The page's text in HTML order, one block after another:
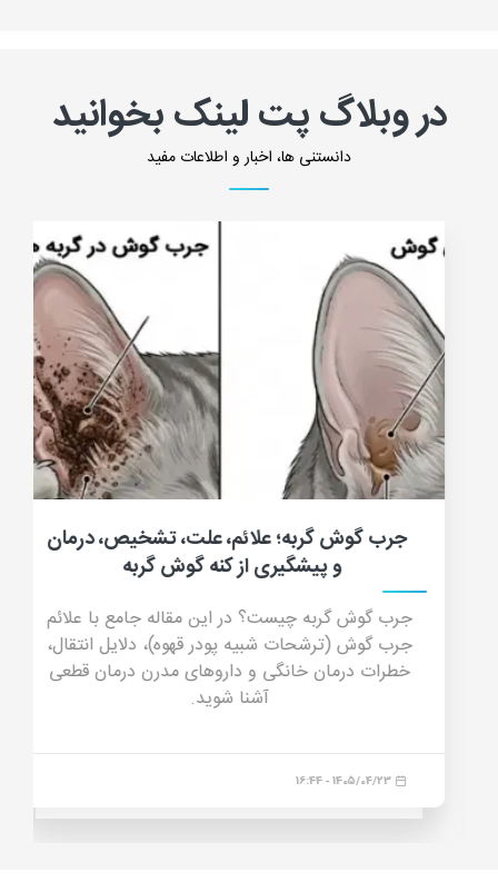
در وبلاگ پت لینک بخوانید
دانستنی ها، اخبار و اطلاعات مفید
جرب گوش گربه؛ علائم، علت، تشخیص، درمان
و پیشگیری از کنه گوش گربه
جرب گوش گربه چیست؟ در این مقاله جامع با علائم
جرب گوش (ترشحات شبیه پودر قهوه)، دلایل انتقال،
خطرات درمان خانگی و داروهای مدرن درمان قطعی
آشنا شوید.
1405/04/23 - 16:44